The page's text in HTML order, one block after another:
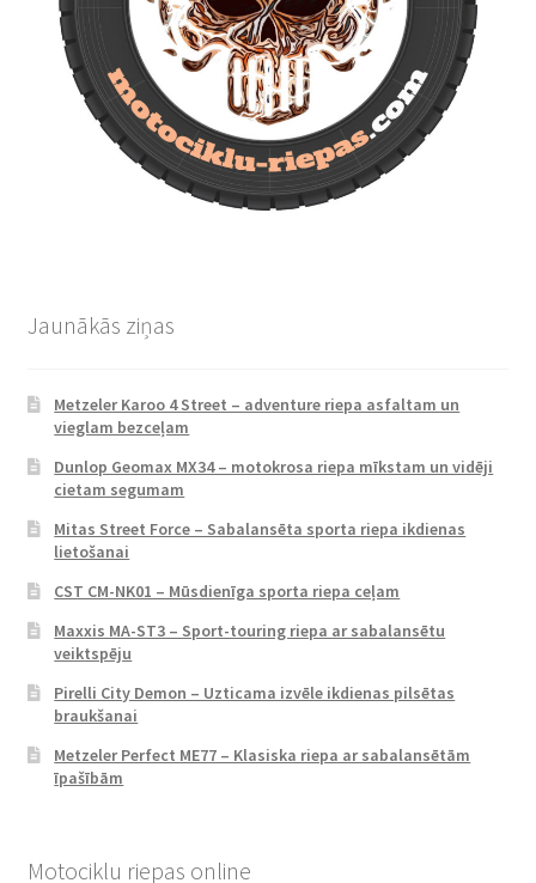
Jaunākās ziņas
Metzeler Karoo 4 Street – adventure riepa asfaltam un
vieglam bezceļam
Dunlop Geomax MX34 – motokrosa riepa mīkstam un vidēji
cietam segumam
Mitas Street Force – Sabalansēta sporta riepa ikdienas
lietošanai
CST CM-NK01 – Mūsdienīga sporta riepa ceļam
Maxxis MA-ST3 – Sport-touring riepa ar sabalansētu
veiktspēju
Pirelli City Demon – Uzticama izvēle ikdienas pilsētas
braukšanai
Metzeler Perfect ME77 – Klasiska riepa ar sabalansētām
īpašībām
Motociklu riepas online